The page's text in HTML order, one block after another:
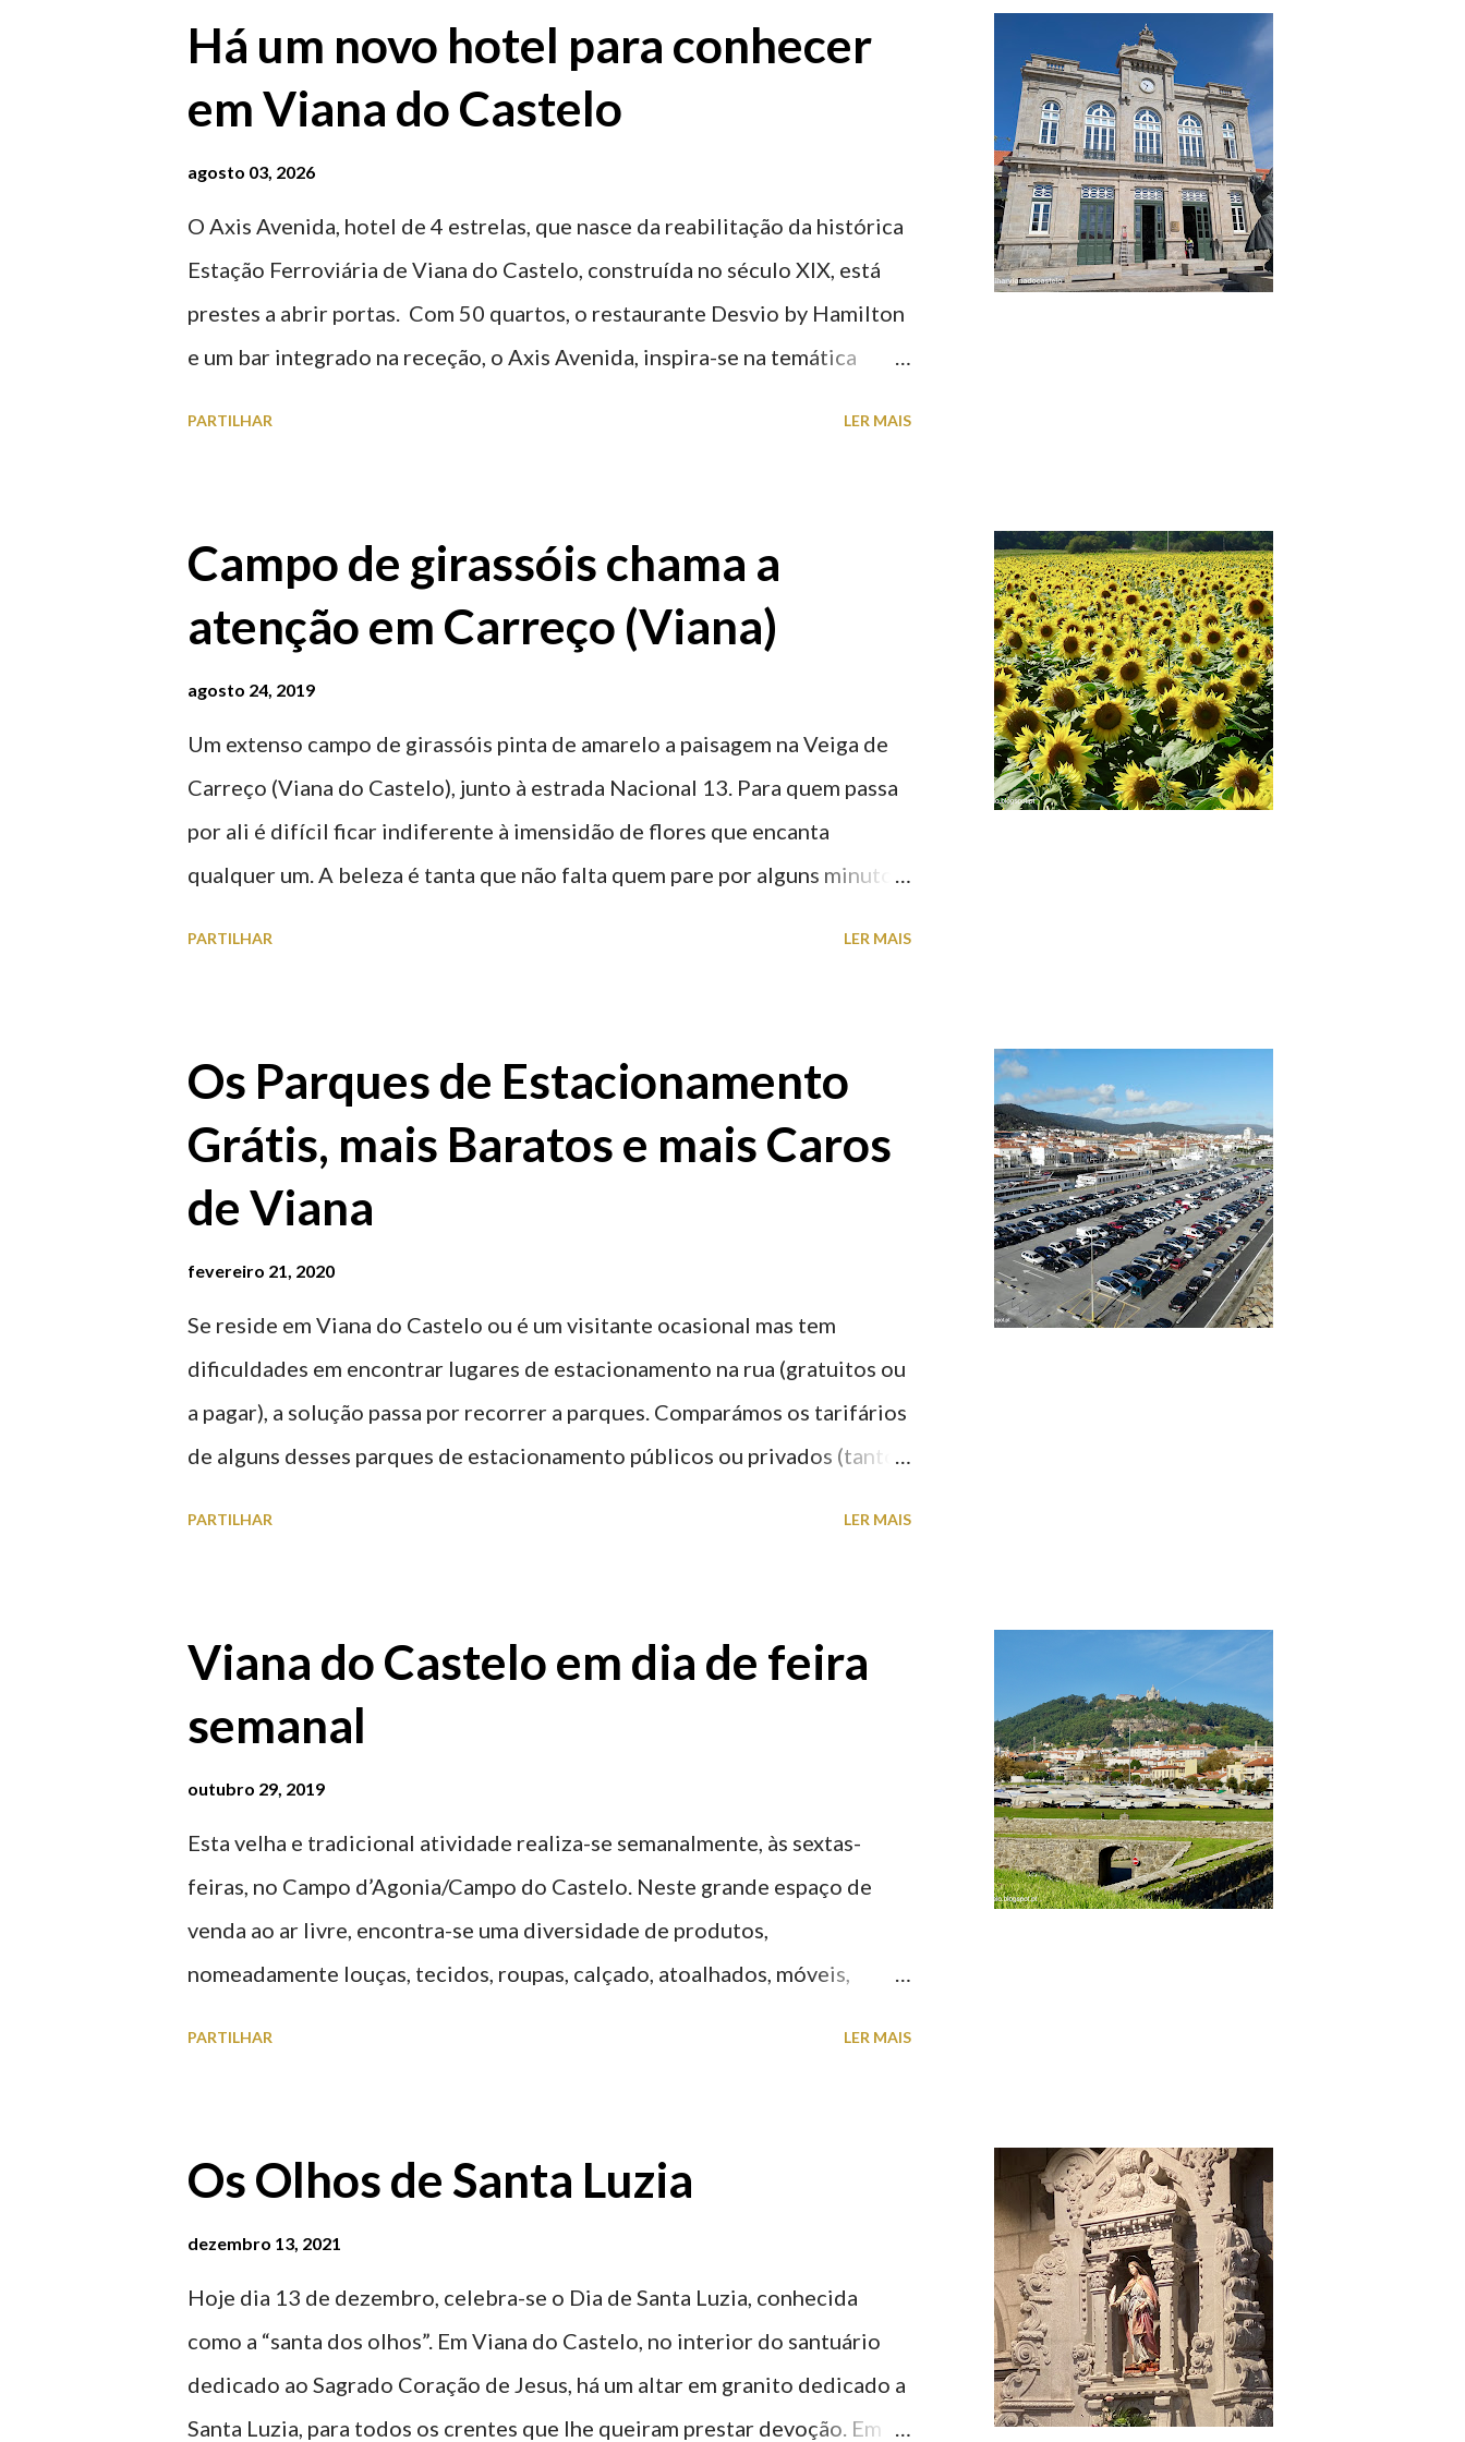
Há um novo hotel para conhecer
em Viana do Castelo
agosto 03, 2026
O Axis Avenida, hotel de 4 estrelas, que nasce da reabilitação da histórica
Estação Ferroviária de Viana do Castelo, construída no século XIX, está
prestes a abrir portas. Com 50 quartos, o restaurante Desvio by Hamilton
e um bar integrado na receção, o Axis Avenida, inspira-se na temática
PARTILHAR LER MAIS
Campo de girassóis chama a
atenção em Carreço (Viana)
agosto 24, 2019
Um extenso campo de girassóis pinta de amarelo a paisagem na Veiga de
Carreço (Viana do Castelo), junto à estrada Nacional 13. Para quem passa
por ali é difícil ficar indiferente à imensidão de flores que encanta
qualquer um. A beleza é tanta que não falta quem pare por alguns minutos
PARTILHAR LER MAIS
Os Parques de Estacionamento
Grátis, mais Baratos e mais Caros
de Viana
fevereiro 21, 2020
Se reside em Viana do Castelo ou é um visitante ocasional mas tem
dificuldades em encontrar lugares de estacionamento na rua (gratuitos ou
a pagar), a solução passa por recorrer a parques. Comparámos os tarifários
de alguns desses parques de estacionamento públicos ou privados (tanto
Parque da Estação Viana Shopping é grátis de 2ª a 5ª feira a partir das
20:00 (DIAS ÚTEIS)
PARTILHAR LER MAIS
Viana do Castelo em dia de feira
semanal
outubro 29, 2019
Esta velha e tradicional atividade realiza-se semanalmente, às sextas-
feiras, no Campo d’Agonia/Campo do Castelo. Neste grande espaço de
venda ao ar livre, encontra-se uma diversidade de produtos,
nomeadamente louças, tecidos, roupas, calçado, atoalhados, móveis,
Feira Semanal em Viana do Castelo (2019.10.25) Feira Semanal em Viana
do Castelo (2019.10.25) Feira Semanal em Viana do Castelo (2019.10.25)
PARTILHAR LER MAIS
Os Olhos de Santa Luzia
dezembro 13, 2021
Hoje dia 13 de dezembro, celebra-se o Dia de Santa Luzia, conhecida
como a “santa dos olhos”. Em Viana do Castelo, no interior do santuário
dedicado ao Sagrado Coração de Jesus, há um altar em granito dedicado a
Santa Luzia, para todos os crentes que lhe queiram prestar devoção. Em